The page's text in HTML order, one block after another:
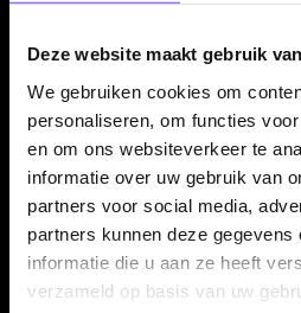
Deze website maakt gebruik
We gebruiken cookies om
personaliseren, om functies
en om ons websiteverkeer te
informatie over uw gebruik van
partners voor social media,
partners kunnen deze
informatie die u aan ze heeft
verzameld op basis van uw
gebruik maakt van het Condor Axe
Kenmerken van de Condor Axe
Condor Axe flight shaft
✓
Flight en shaft in één geheel
✓ Standaard flightvorm
✓ Vaste 90 graden hoek
✓ Witte uitvoering
✓ Gemaakt van duurzaam